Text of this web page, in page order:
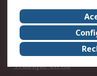
Acerca de RS
Acerca de RS
RS en el mundo
Trabajar en RS